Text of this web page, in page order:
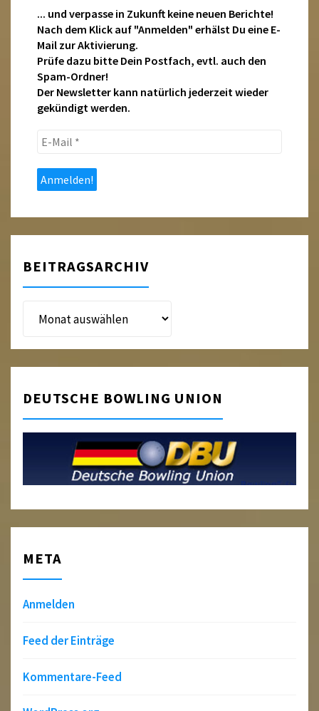
... und verpasse in Zukunft keine neuen Berichte!
Nach dem Klick auf "Anmelden" erhälst Du eine E-
Mail zur Aktivierung.
Prüfe dazu bitte Dein Postfach, evtl. auch den
Spam-Ordner!
Der Newsletter kann natürlich jederzeit wieder
gekündigt werden.
E-
*
BEITRAGSARCHIV
Beitragsarchiv
DEUTSCHE BOWLING UNION
META
Anmelden
Feed der Einträge
Kommentare-Feed